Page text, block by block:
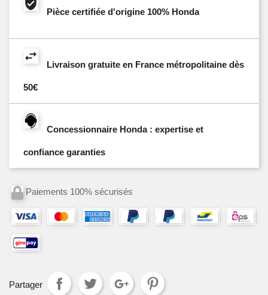
Pièce certifiée d'origine 100% Honda
Livraison gratuite en France métropolitaine dès
50€
Concessionnaire Honda : expertise et
confiance garanties
Paiements 100% sécurisés
Partager